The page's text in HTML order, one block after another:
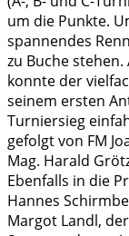
um die Punkte.
spannendes
zu Buche
konnte der
seinem ersten
Turniersieg
gefolgt von FM
Mag. Harald
Ebenfalls in die
Hannes
Margot Landl,